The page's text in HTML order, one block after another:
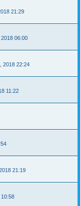
21:29
06:00
2018 22:24
11:22
21:19
10:58